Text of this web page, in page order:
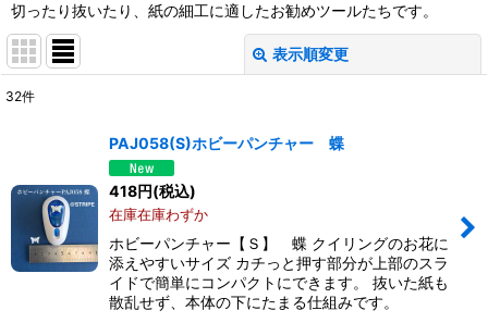
切ったり抜いたり、紙の細工に適したお勧めツールたちです。
表示順変更
絞り込む
32件
PAJ058(S)ホビーパンチャー 蝶
418円(税込)
在庫在庫わずか
ホビーパンチャー【Ｓ】 蝶 クイリングのお花に
添えやすいサイズ カチっと押す部分が上部のスラ
イドで簡単にコンパクトにできます。 抜いた紙も
散乱せず、本体の下にたまる仕組みです。